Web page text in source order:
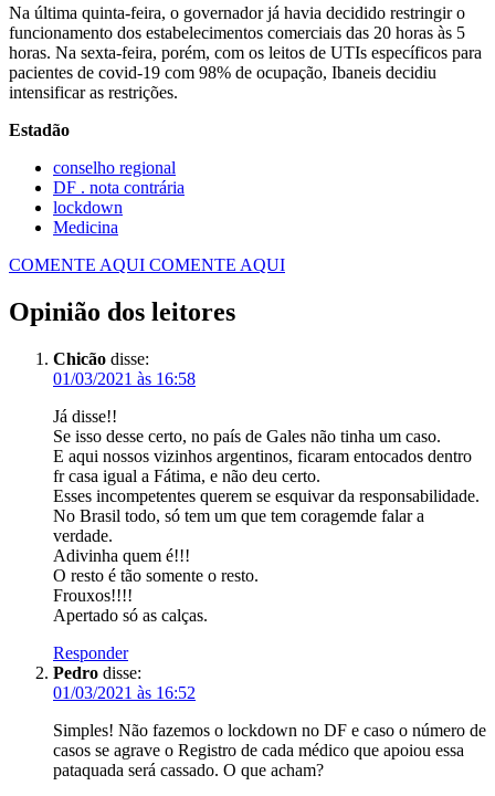
Na última quinta-feira, o governador já havia decidido restringir o
funcionamento dos estabelecimentos comerciais das 20 horas às 5
horas. Na sexta-feira, porém, com os leitos de UTIs específicos para
pacientes de covid-19 com 98% de ocupação, Ibaneis decidiu
intensificar as restrições.
Estadão
conselho regional
DF . nota contrária
lockdown
Medicina
COMENTE AQUI COMENTE AQUI
Opinião dos leitores
Chicão disse:
01/03/2021 às 16:58
Já disse!!
Se isso desse certo, no país de Gales não tinha um caso.
E aqui nossos vizinhos argentinos, ficaram entocados dentro
fr casa igual a Fátima, e não deu certo.
Esses incompetentes querem se esquivar da responsabilidade.
No Brasil todo, só tem um que tem coragemde falar a
verdade.
Adivinha quem é!!!
O resto é tão somente o resto.
Frouxos!!!!
Apertado só as calças.
Responder
Pedro disse:
01/03/2021 às 16:52
Simples! Não fazemos o lockdown no DF e caso o número de
casos se agrave o Registro de cada médico que apoiou essa
pataquada será cassado. O que acham?